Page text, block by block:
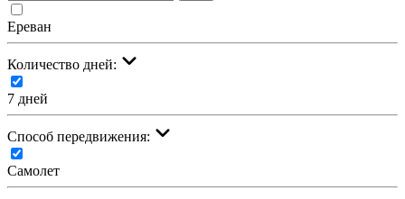
Ереван
Количество дней:
7 дней
Cпособ передвижения:
Самолет